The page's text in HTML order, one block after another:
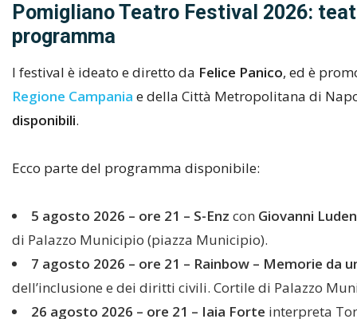
Pomigliano Teatro Festival 2026:
programma
l festival è ideato e diretto da Felice Panico, ed è
Regione Campania e della Città Metropolitana di
disponibili.
Ecco parte del programma disponibile:
5 agosto 2026 – ore 21 – S-Enz con Giovanni
di Palazzo Municipio (piazza Municipio).
7 agosto 2026 – ore 21 – Rainbow – Memorie da
dell’inclusione e dei diritti civili. Cortile di Palazzo
26 agosto 2026 – ore 21 – Iaia Forte interpreta